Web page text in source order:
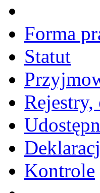
Forma
Statut
Kontrole